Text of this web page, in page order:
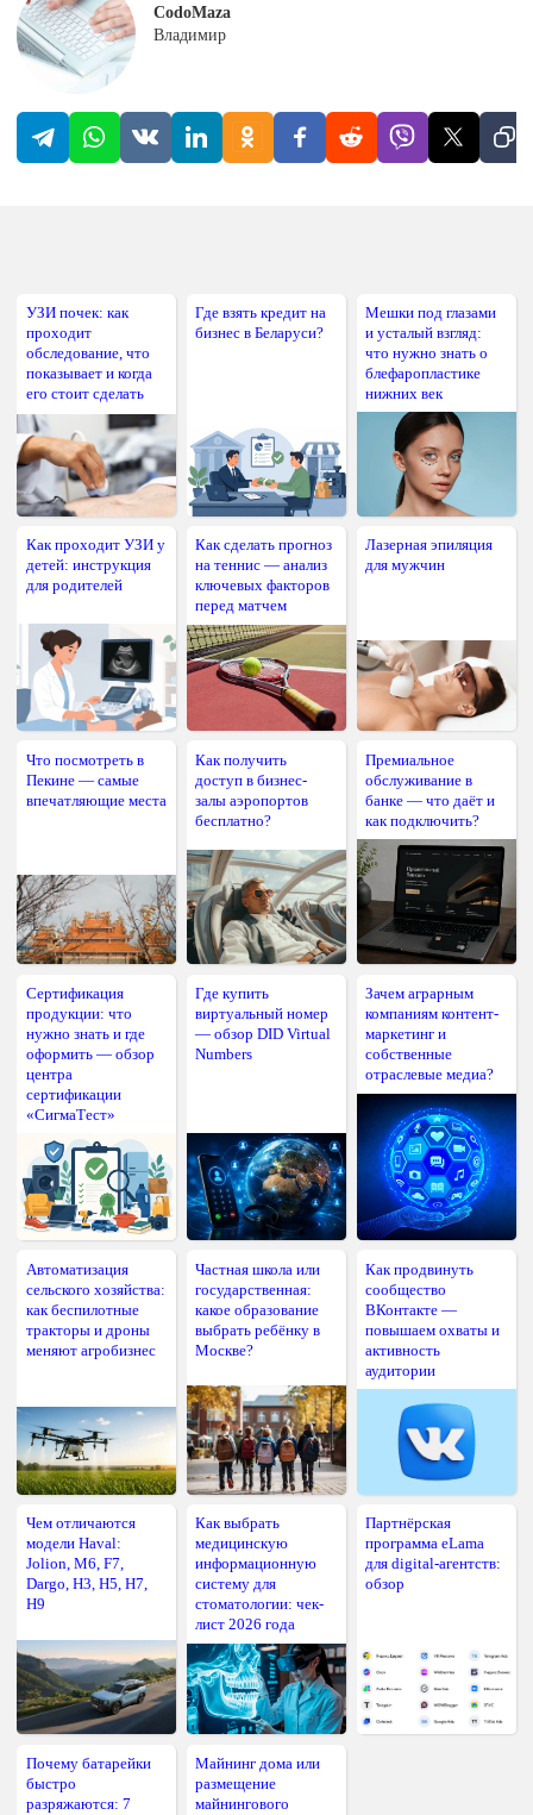
CodoMaza
Владимир
УЗИ почек: как
проходит
обследование, что
показывает и когда
его стоит сделать
Где взять кредит на
бизнес в Беларуси?
Мешки под глазами
и усталый взгляд:
что нужно знать о
блефаропластике
нижних век
Как проходит УЗИ у
детей: инструкция
для родителей
Как сделать прогноз
на теннис — анализ
ключевых факторов
перед матчем
Лазерная эпиляция
для мужчин
Что посмотреть в
Пекине — самые
впечатляющие места
Как получить
доступ в бизнес-
залы аэропортов
бесплатно?
Премиальное
обслуживание в
банке — что даёт и
как подключить?
Сертификация
продукции: что
нужно знать и где
оформить — обзор
центра
сертификации
«СигмаТест»
Где купить
виртуальный номер
— обзор DID Virtual
Numbers
Зачем аграрным
компаниям контент-
маркетинг и
собственные
отраслевые медиа?
Автоматизация
сельского хозяйства:
как беспилотные
тракторы и дроны
меняют агробизнес
Частная школа или
государственная:
какое образование
выбрать ребёнку в
Москве?
Как продвинуть
сообщество
ВКонтакте —
повышаем охваты и
активность
аудитории
Чем отличаются
модели Haval:
Jolion, M6, F7,
Dargo, H3, H5, H7,
H9
Как выбрать
медицинскую
информационную
систему для
стоматологии: чек-
лист 2026 года
Партнёрская
программа eLama
для digital-агентств:
обзор
Почему батарейки
быстро
разряжаются: 7
Майнинг дома или
размещение
майнингового